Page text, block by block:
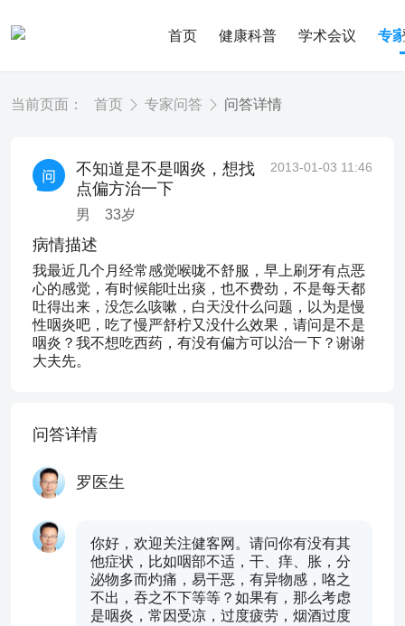
首页 健康科普 学术会议 专
当前页面： 首页 专家问答 问答详情
不知道是不是咽炎，想找
点偏方治一下
男 33岁
2013-01-03 11:46
病情描述
我最近几个月经常感觉喉咙不舒服，早上刷牙有点恶
心的感觉，有时候能吐出痰，也不费劲，不是每天都
吐得出来，没怎么咳嗽，白天没什么问题，以为是慢
性咽炎吧，吃了慢严舒柠又没什么效果，请问是不是
咽炎？我不想吃西药，有没有偏方可以治一下？谢谢
大夫先。
问答详情
罗医生
你好，欢迎关注健客网。请问你有没有其
他症状，比如咽部不适，干、痒、胀，分
泌物多而灼痛，易干恶，有异物感，咯之
不出，吞之不下等等？如果有，那么考虑
是咽炎，常因受凉，过度疲劳，烟酒过度